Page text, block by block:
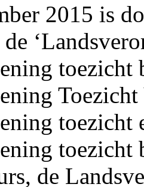
2015 is
de
toezicht
toezicht
toezicht
de